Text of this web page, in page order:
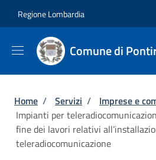
Regione Lombardia
Comune di
Briciole di pane
Home / Servizi / Imprese e
Impianti per
fine dei lavori relativi
teleradiocomunicazione